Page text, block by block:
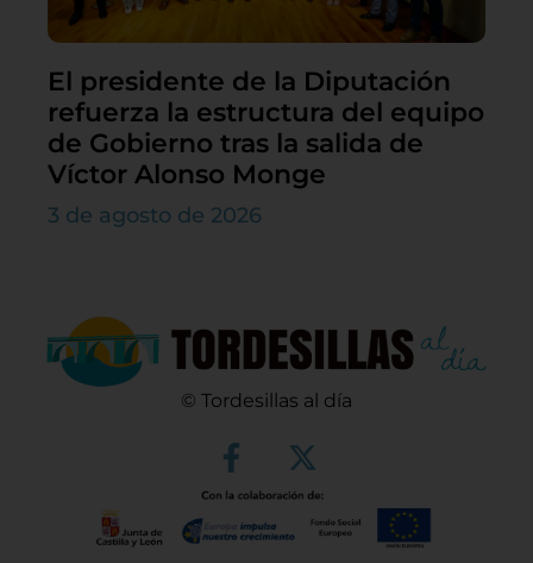
El presidente de la Diputación
refuerza la estructura del equipo
de Gobierno tras la salida de
Víctor Alonso Monge
3 de agosto de 2026
© Tordesillas al día